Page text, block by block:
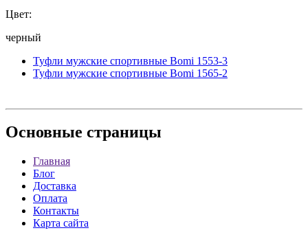
Цвет:
черный
Туфли мужские спортивные Bomi 1553-3
Туфли мужские спортивные Bomi 1565-2
Основные страницы
Главная
Блог
Доставка
Оплата
Контакты
Карта сайта